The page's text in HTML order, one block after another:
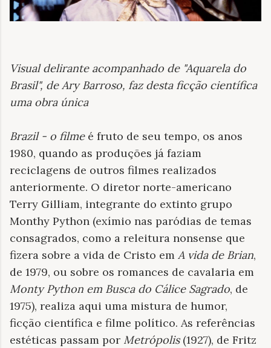
Visual delirante acompanhado de "Aquarela do
Brasil", de Ary Barroso, faz desta ficção científica
uma obra única
Brazil - o filmeé fruto de seu tempo, os anos
1980, quando as produções já faziam
reciclagens de outros filmes realizados
anteriormente. O diretor norte-americano
Terry Gilliam, integrante do extinto grupo
Monthy Python (exímio nas paródias de temas
consagrados, como a releitura nonsense que
fizera sobre a vida de Cristo em A vida de Brian,
de 1979, ou sobre os romances de cavalaria em
Monty Python em Busca do Cálice Sagrado, de
1975), realiza aqui uma mistura de humor,
ficção científica e filme político. As referências
estéticas passam por Metrópolis(1927), de Fritz